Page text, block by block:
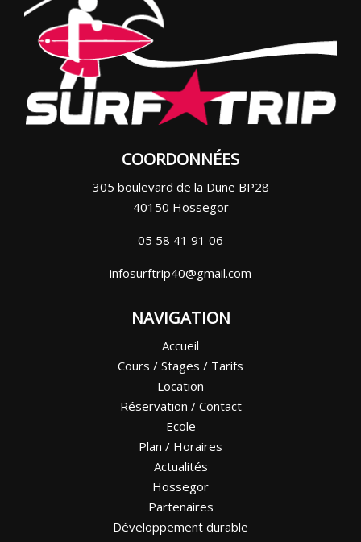
COORDONNÉES
305 boulevard de la Dune BP28
40150 Hossegor
05 58 41 91 06
infosurftrip40@gmail.com
NAVIGATION
Accueil
Cours / Stages / Tarifs
Location
Réservation / Contact
Ecole
Plan / Horaires
Actualités
Hossegor
Partenaires
Développement durable